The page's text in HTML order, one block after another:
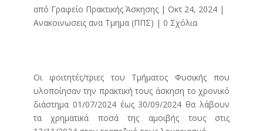
από Γραφείο Πρακτικής Άσκησης| Οκτ 24, 2024|
Ανακοινωσεις ανα Τμημα (ΠΠΣ) | 0 Σχόλια
Οι φοιτητές/τριες του Τμήματος Φυσικής που
υλοποίησαν την πρακτική τους άσκηση το χρονικό
διάστημα 01/07/2024 έως 30/09/2024 θα λάβουν
τα χρηματικά ποσά της αμοιβής τους στις